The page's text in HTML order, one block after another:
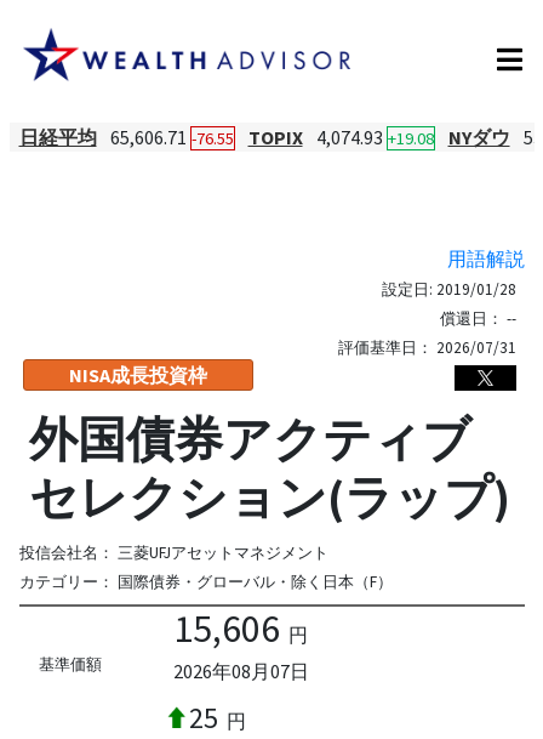
日経平均 65,606.71 -76.55 TOPIX 4,074.93 +19.08 NYダウ
用語解説
NISA成長投資枠
設定日: 2019/01/28
償還日： --
評価基準日： 2026/07/31
外国債券アクティブ
セレクション(ラップ)
投信会社名： 三菱UFJアセットマネジメント
カテゴリー： 国際債券・グローバル・除く日本（F）
基準価額
15,606 円
2026年08月07日
25 円